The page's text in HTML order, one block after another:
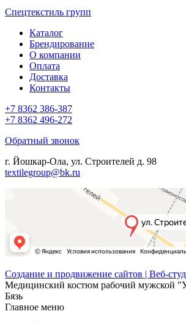
Спецтекстиль групп
Каталог
Брендирование
О компании
Оплата
Доставка
Контакты
+7 8362 386-387
+7 8362 496-272
Обратный звонок
г. Йошкар-Ола, ул. Строителей д. 98
textilegroup@bk.ru
Создание и продвижение сайтов | Веб-
Медицинский костюм рабочий мужской
Бязь
Главное меню